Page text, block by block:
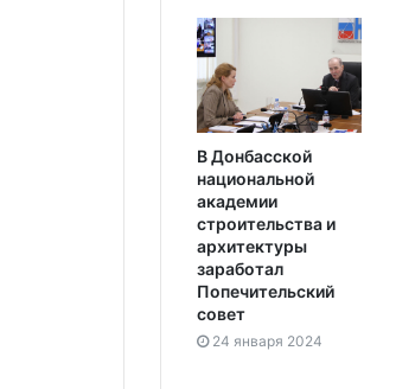
В Донбасской
национальной
академии
строительства и
архитектуры
заработал
Попечительский
совет
24 января 2024